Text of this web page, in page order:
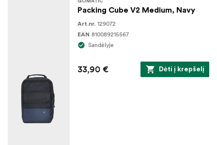
Packing Cube V2 Medium, Navy
Art.nr. 129072
EAN 810089215567
Sandėlyje
33,90 € Dėti į krepšelį